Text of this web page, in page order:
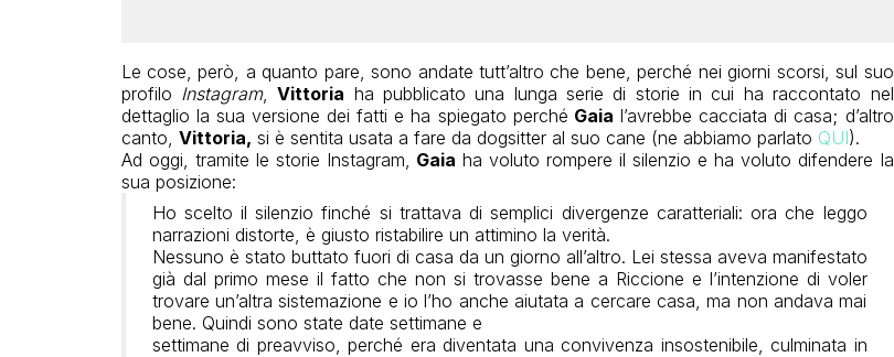
Le cose, però, a quanto pare, sono andate tutt’altro che bene, perché nei giorni scorsi, sul suo
profilo Instagram,Vittoria ha pubblicato una lunga serie di storie in cui ha raccontato nel
dettaglio la sua versione dei fatti e ha spiegato perché Gaia l’avrebbe cacciata di casa; d’altro
canto, Vittoria, si è sentita usata a fare da dogsitter al suo cane (ne abbiamo parlato QUI).
Ad oggi, tramite le storie Instagram, Gaia ha voluto rompere il silenzio e ha voluto difendere la
sua posizione:
Ho scelto il silenzio finché si trattava di semplici divergenze caratteriali: ora che leggo
narrazioni distorte, è giusto ristabilire un attimino la verità.
Nessuno è stato buttato fuori di casa da un giorno all’altro. Lei stessa aveva manifestato
già dal primo mese il fatto che non si trovasse bene a Riccione e l’intenzione di voler
trovare un’altra sistemazione e io l’ho anche aiutata a cercare casa, ma non andava mai
bene. Quindi sono state date settimane e
settimane di preavviso, perché era diventata una convivenza insostenibile, culminata in